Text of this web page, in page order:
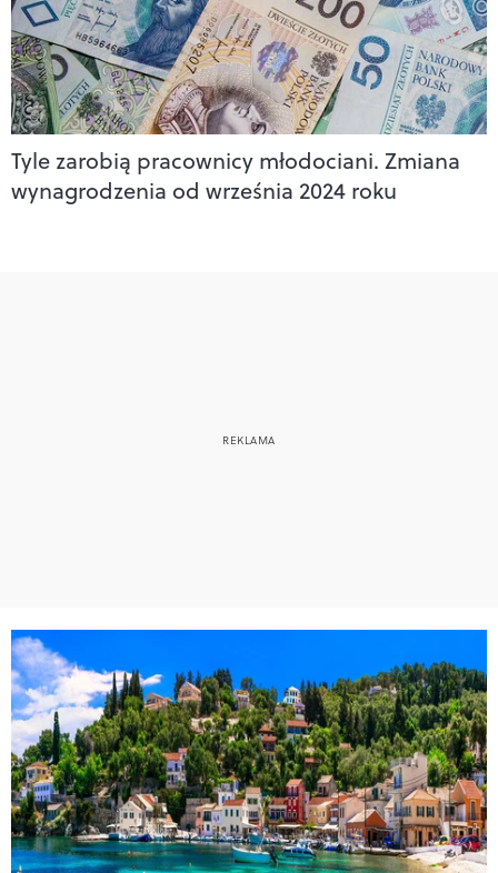
Tyle zarobią pracownicy młodociani. Zmiana
wynagrodzenia od września 2024 roku